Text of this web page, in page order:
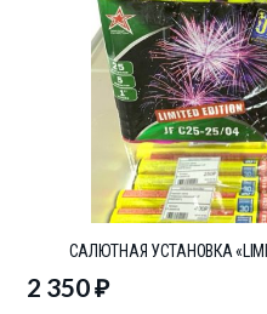
САЛЮТНАЯ УСТАНОВКА
2 350₽